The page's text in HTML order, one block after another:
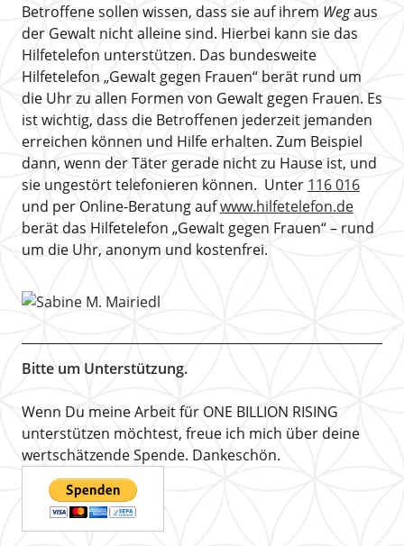
Betroffene sollen wissen, dass sie auf ihrem Wegaus
der Gewalt nicht alleine sind. Hierbei kann sie das
Hilfetelefon unterstützen. Das bundesweite
Hilfetelefon „Gewalt gegen Frauen“ berät rund um
die Uhr zu allen Formen von Gewalt gegen Frauen. Es
ist wichtig, dass die Betroffenen jederzeit jemanden
erreichen können und Hilfe erhalten. Zum Beispiel
dann, wenn der Täter gerade nicht zu Hause ist, und
sie ungestört telefonieren können. Unter 116 016
und per Online-Beratung aufwww.hilfetelefon.de
berät das Hilfetelefon „Gewalt gegen Frauen“ – rund
um die Uhr, anonym und kostenfrei.
Bitte um Unterstützung.
Wenn Du meine Arbeit für ONE BILLION RISING
unterstützen möchtest, freue ich mich über deine
wertschätzende Spende. Dankeschön.